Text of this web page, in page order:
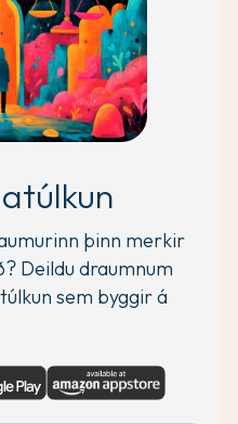
þinn merkir
Deildu draumnum
sem byggir á